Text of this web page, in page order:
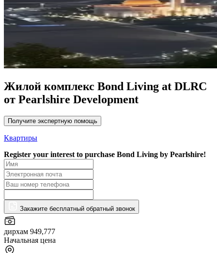
Жилой комплекс Bond Living at DLRC
от Pearlshire Development
Получите экспертную помощь
Квартиры
Register your interest to purchase Bond Living by Pearlshire!
Закажите бесплатный обратный звонок
дирхам 949,777
Начальная цена